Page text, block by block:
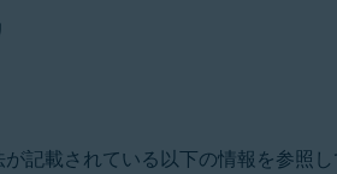
記載されている以下の情報を参照し